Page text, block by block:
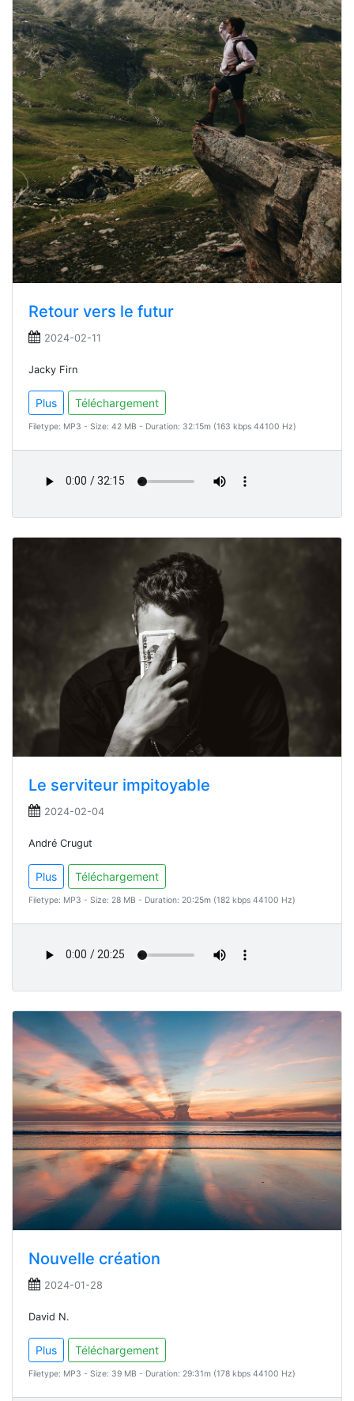
Retour vers le futur
2024-02-11
Jacky Firn
Plus Téléchargement
Filetype: MP3 - Size: 42 MB - Duration: 32:15m (163 kbps 44100 Hz)
Le serviteur impitoyable
2024-02-04
André Crugut
Plus Téléchargement
Filetype: MP3 - Size: 28 MB - Duration: 20:25m (182 kbps 44100 Hz)
Nouvelle création
2024-01-28
David N.
Plus Téléchargement
Filetype: MP3 - Size: 39 MB - Duration: 29:31m (178 kbps 44100 Hz)